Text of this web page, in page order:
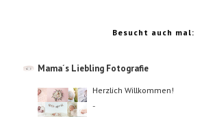
Besucht auch mal:
Mama´s Liebling Fotografie
Herzlich Willkommen!
-